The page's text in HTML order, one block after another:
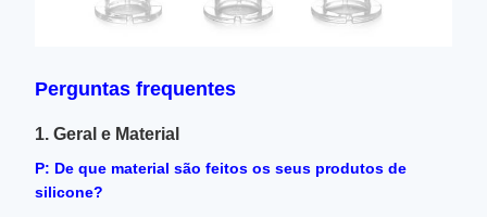
Perguntas frequentes
1. Geral e Material
P: De que material são feitos os seus produtos de
silicone?